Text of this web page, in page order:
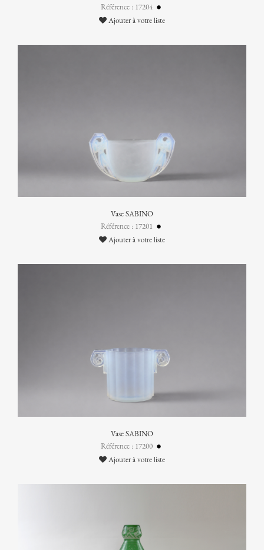
Référence : 17204
Ajouter à votre liste
Vase SABINO
Référence : 17201
Ajouter à votre liste
Vase SABINO
Référence : 17200
Ajouter à votre liste